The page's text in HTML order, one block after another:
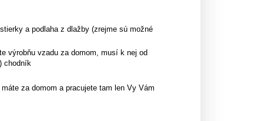
a podlaha z dlažby (zrejme sú možné
výrobňu vzadu za domom, musí k nej od
chodník
za domom a pracujete tam len Vy Vám